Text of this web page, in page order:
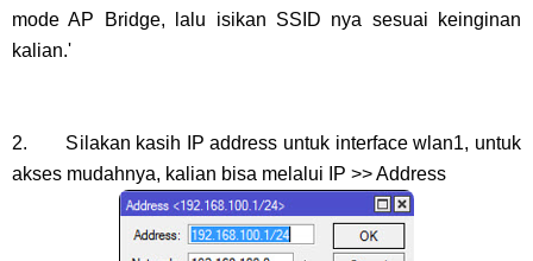
mode AP Bridge, lalu isikan SSID nya sesuai keinginan
kalian.'
2. Silakan kasih IP address untuk interface wlan1, untuk
akses mudahnya, kalian bisa melalui IP >> Address